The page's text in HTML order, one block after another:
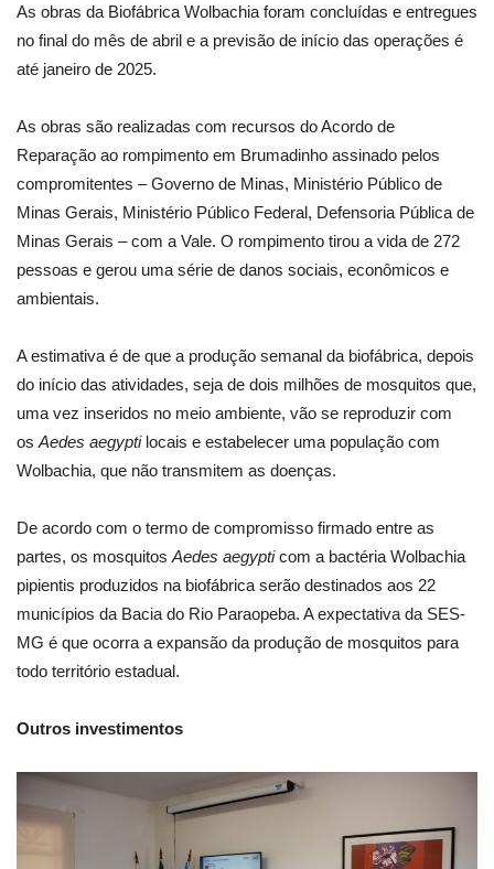
As obras da Biofábrica Wolbachia foram concluídas e entregues
no final do mês de abril e a previsão de início das operações é
até janeiro de 2025.
As obras são realizadas com recursos do Acordo de
Reparação ao rompimento em Brumadinho assinado pelos
compromitentes – Governo de Minas, Ministério Público de
Minas Gerais, Ministério Público Federal, Defensoria Pública de
Minas Gerais – com a Vale. O rompimento tirou a vida de 272
pessoas e gerou uma série de danos sociais, econômicos e
ambientais.
A estimativa é de que a produção semanal da biofábrica, depois
do início das atividades, seja de dois milhões de mosquitos que,
uma vez inseridos no meio ambiente, vão se reproduzir com
os Aedes aegyptilocais e estabelecer uma população com
Wolbachia, que não transmitem as doenças.
De acordo com o termo de compromisso firmado entre as
partes, os mosquitos Aedes aegypticom a bactéria Wolbachia
pipientis produzidos na biofábrica serão destinados aos 22
municípios da Bacia do Rio Paraopeba. A expectativa da SES-
MG é que ocorra a expansão da produção de mosquitos para
todo território estadual.
Outros investimentos